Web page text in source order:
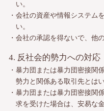
い。
・会社の資産や情報システム
い。
・会社の承認を得ないで、他
4. 反社会的勢力への対応
・暴力団または暴力団密接関
勢力と関係ある取引先とは
・暴力団または暴力団密接関
求を受けた場合は、安易な